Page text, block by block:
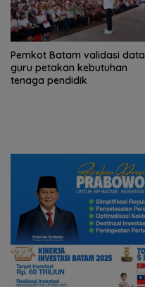
Pemkot Batam validasi data
guru petakan kebutuhan
tenaga pendidik